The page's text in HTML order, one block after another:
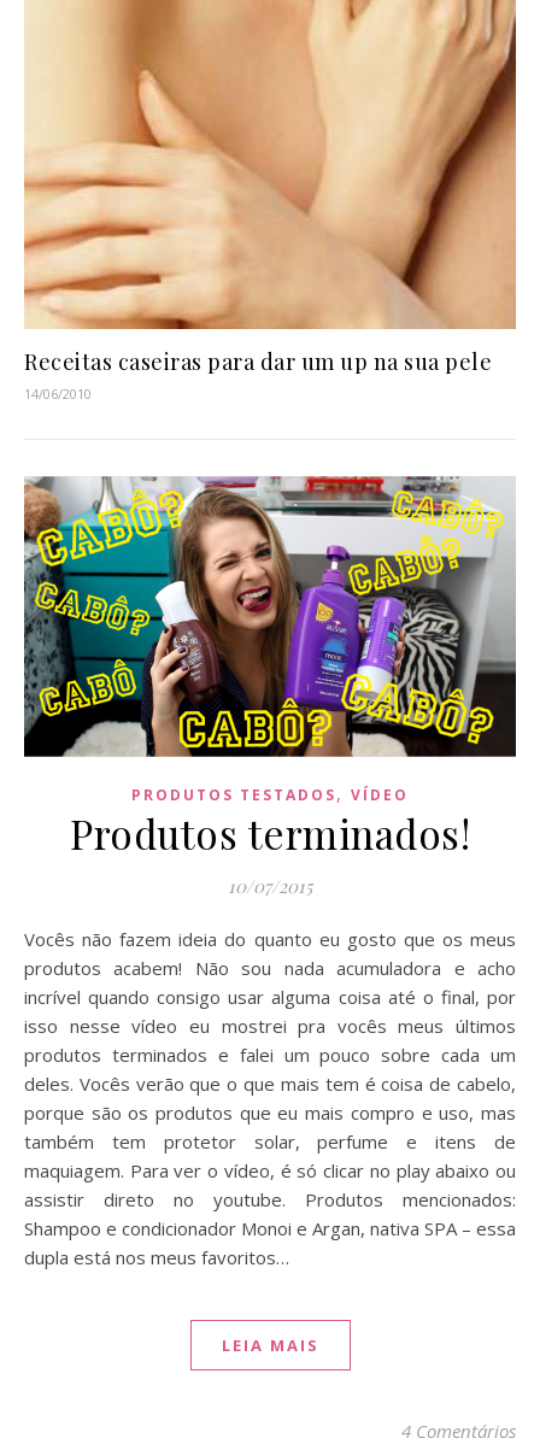
Receitas caseiras para dar um up na sua pele
14/06/2010
PRODUTOS TESTADOS, VÍDEO
Produtos terminados!
10/07/2015
Vocês não fazem ideia do quanto eu gosto que os meus
produtos acabem! Não sou nada acumuladora e acho
incrível quando consigo usar alguma coisa até o final, por
isso nesse vídeo eu mostrei pra vocês meus últimos
produtos terminados e falei um pouco sobre cada um
deles. Vocês verão que o que mais tem é coisa de cabelo,
porque são os produtos que eu mais compro e uso, mas
também tem protetor solar, perfume e itens de
maquiagem. Para ver o vídeo, é só clicar no play abaixo ou
assistir direto no youtube. Produtos mencionados:
Shampoo e condicionador Monoi e Argan, nativa SPA – essa
dupla está nos meus favoritos…
LEIA MAIS
4 Comentários